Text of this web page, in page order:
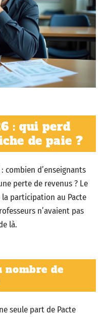
: qui perd
de paie ?
combien d’enseignants
perte de revenus ? Le
participation au Pacte
n’avaient pas
là.
nombre de
seule part de Pacte